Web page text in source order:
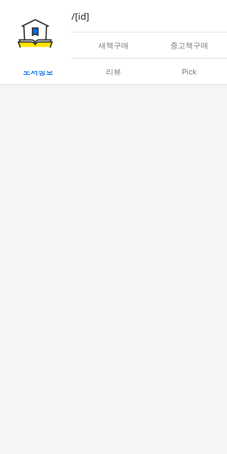
book/rent/[id]
대여 새책구매 중고책구매
도서정보 리뷰 Pick